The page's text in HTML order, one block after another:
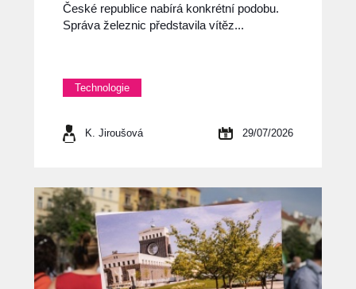
České republice nabírá konkrétní podobu.
Správa železnic představila vítěz...
Technologie
K. Jiroušová 29/07/2026